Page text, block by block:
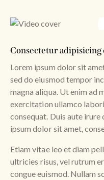
Consectetur adipisicing
Lorem ipsum dolor sit
sed do eiusmod tempor
magna aliqua. Ut enim ad
exercitation ullamco
consequat. Duis aute
ipsum dolor sit amet,
Etiam vitae leo et diam
ultricies risus, vel rutrum
congue euismod. Nullam